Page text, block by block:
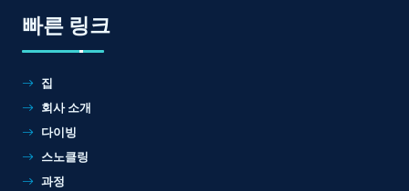
빠른 링크
집
회사 소개
다이빙
스노클링
과정